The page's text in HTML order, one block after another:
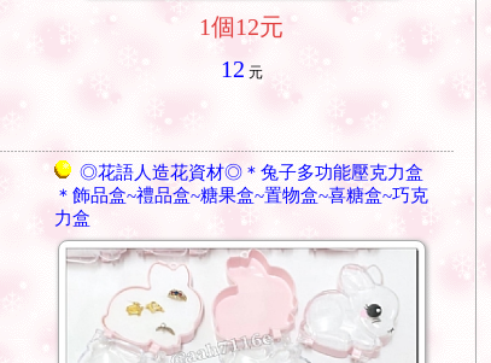
1個12元
12 元
◎花語人造花資材◎＊兔子多功能壓克力盒
＊飾品盒~禮品盒~糖果盒~置物盒~喜糖盒~巧克
力盒